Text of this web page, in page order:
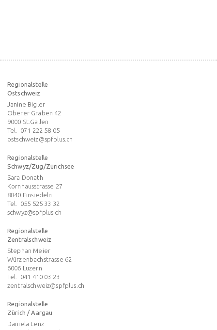
Regionalstelle
Ostschweiz
Janine Bigler
Oberer Graben 42
9000 St.Gallen
Tel.
071 222 58 05
ostschweiz@spfplus.ch
Regionalstelle
Schwyz/Zug/Zürichsee
Sara Donath
Kornhausstrasse 27
8840 Einsiedeln
Tel.
055 525 33 32
schwyz@spfplus.ch
Regionalstelle
Zentralschweiz
Stephan Meier
Würzenbachstrasse 62
6006 Luzern
Tel.
041 410 03 23
zentralschweiz@spfplus.ch
Regionalstelle
Zürich / Aargau
Daniela Lenz